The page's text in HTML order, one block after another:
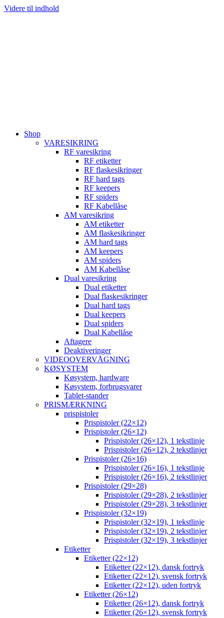
Videre til indhold
Shop
VARESIKRING
RF varesikring
RF etiketter
RF flaskesikringer
RF hard tags
RF keepers
RF spiders
RF Kabellåse
AM varesikring
AM etiketter
AM flaskesikringer
AM hard tags
AM keepers
AM spiders
AM Kabellåse
Dual varesikring
Dual etiketter
Dual flaskesikringer
Dual hard tags
Dual keepers
Dual spiders
Dual Kabellåse
Aftagere
Deaktiveringer
VIDEOOVERVÅGNING
KØSYSTEM
Køsystem, hardware
Køsystem, forbrugsvarer
Tablet-stander
PRISMÆRKNING
prispistoler
Prispistoler (22×12)
Prispistoler (26×12)
Prispistoler (26×12), 1 tekstlinje
Prispistoler (26×12), 2 tekstlinjer
Prispistoler (26×16)
Prispistoler (26×16), 1 tekstlinje
Prispistoler (26×16), 2 tekstlinjer
Prispistoler (29×28)
Prispistoler (29×28), 2 tekstlinjer
Prispistoler (29×28), 3 tekstlinjer
Prispistoler (32×19)
Prispistoler (32×19), 1 tekstlinje
Prispistoler (32×19), 2 tekstlinjer
Prispistoler (32×19), 3 tekstlinjer
Etiketter
Etiketter (22×12)
Etiketter (22×12), dansk fortryk
Etiketter (22×12), svensk fortryk
Etiketter (22×12), uden fortryk
Etiketter (26×12)
Etiketter (26×12), dansk fortryk
Etiketter (26×12), svensk fortryk